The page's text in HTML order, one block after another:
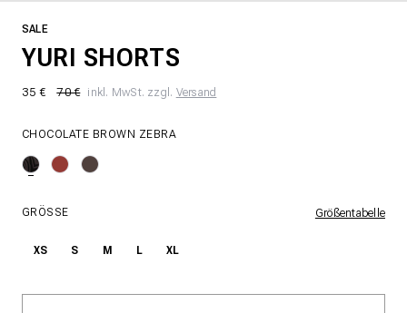
SALE
YURI SHORTS
35 € 70 € inkl. MwSt. zzgl. Versand
CHOCOLATE BROWN ZEBRA
GRÖSSE Größentabelle
XS S M L XL